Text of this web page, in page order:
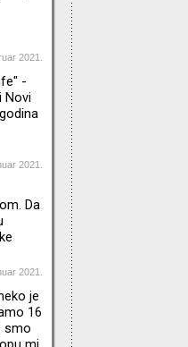
2021.
-
Novi
2021.
Da
biti
2021.
je
16
smo